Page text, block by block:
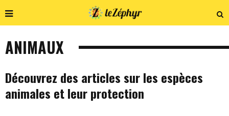
ANIMAUX
Découvrez des articles sur les espèces
animales et leur protection